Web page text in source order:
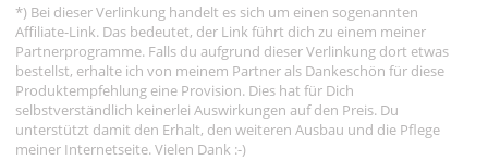
*) Bei dieser Verlinkung handelt es sich um einen sogenannten
Affiliate-Link. Das bedeutet, der Link führt dich zu einem meiner
Partnerprogramme. Falls du aufgrund dieser Verlinkung dort etwas
bestellst, erhalte ich von meinem Partner als Dankeschön für diese
Produktempfehlung eine Provision. Dies hat für Dich
selbstverständlich keinerlei Auswirkungen auf den Preis. Du
unterstützt damit den Erhalt, den weiteren Ausbau und die Pflege
meiner Internetseite. Vielen Dank :-)